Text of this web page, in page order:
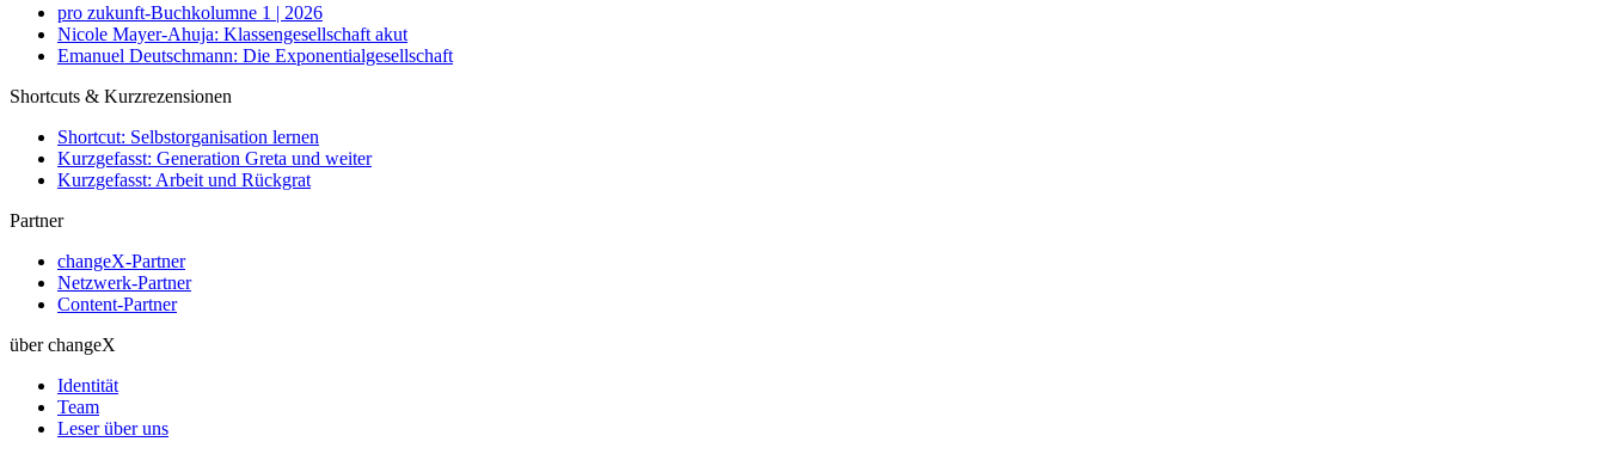
pro zukunft-Buchkolumne 1 | 2026
Nicole Mayer-Ahuja: Klassengesellschaft akut
Emanuel Deutschmann: Die Exponentialgesellschaft
Shortcuts & Kurzrezensionen
Shortcut: Selbstorganisation lernen
Kurzgefasst: Generation Greta und weiter
Kurzgefasst: Arbeit und Rückgrat
Partner
changeX-Partner
Netzwerk-Partner
Content-Partner
über changeX
Identität
Team
Leser über uns